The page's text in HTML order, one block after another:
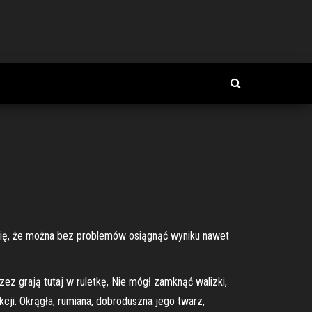
że można bez problemów osiągnąć wyniku nawet
grają tutaj w ruletkę, Nie mógł zamknąć walizki,
Okrągła, rumiana, dobroduszna jego twarz,